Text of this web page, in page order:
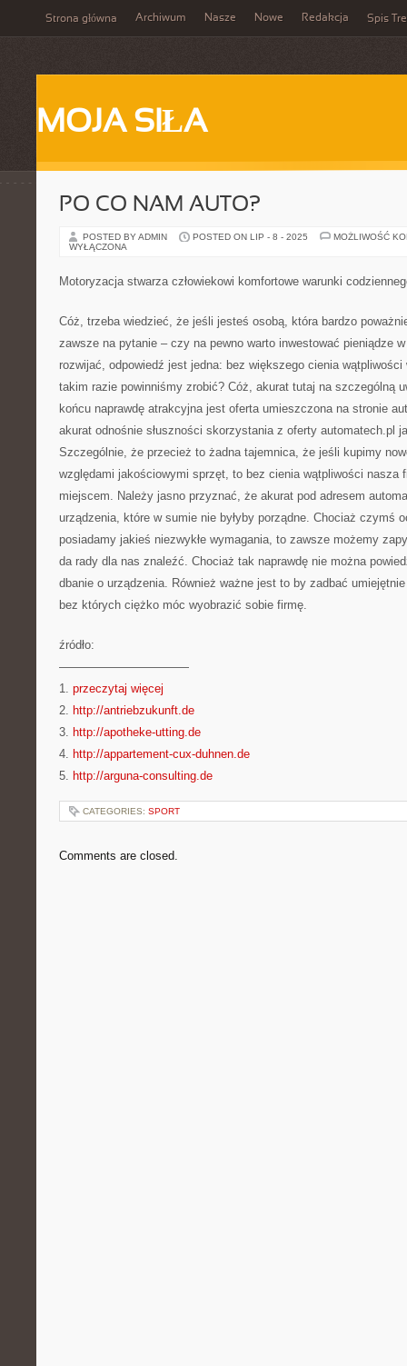
Strona główna Archiwum Nasze Nowe Redakcja Spis
MOJA SIŁA
PO CO NAM AUTO?
POSTED BY ADMIN POSTED ON LIP - 8 - 2025
MOŻLIWOŚĆ
WYŁĄCZONA
Motoryzacja stwarza człowiekowi komfortowe warunki
Cóż, trzeba wiedzieć, że jeśli jesteś osobą, która bardzo
zawsze na pytanie – czy na pewno warto inwestować pieniądze
rozwijać, odpowiedź jest jedna: bez większego cienia
takim razie powinniśmy zrobić? Cóż, akurat tutaj na szczególną
końcu naprawdę atrakcyjna jest oferta umieszczona na stronie
akurat odnośnie słuszności skorzystania z oferty automatech.pl
Szczególnie, że przecież to żadna tajemnica, że jeśli kupimy
względami jakościowymi sprzęt, to bez cienia wątpliwości nasza
miejscem. Należy jasno przyznać, że akurat pod adresem
urządzenia, które w sumie nie byłyby porządne. Chociaż czymś
posiadamy jakieś niezwykłe wymagania, to zawsze możemy
da rady dla nas znaleźć. Chociaż tak naprawdę nie można
dbanie o urządzenia. Również ważne jest to by zadbać
bez których ciężko móc wyobrazić sobie firmę.
źródło:
———————————
1. przeczytaj więcej
2. http://antriebzukunft.de
3. http://apotheke-utting.de
4. http://appartement-cux-duhnen.de
5. http://arguna-consulting.de
CATEGORIES: SPORT
Comments are closed.